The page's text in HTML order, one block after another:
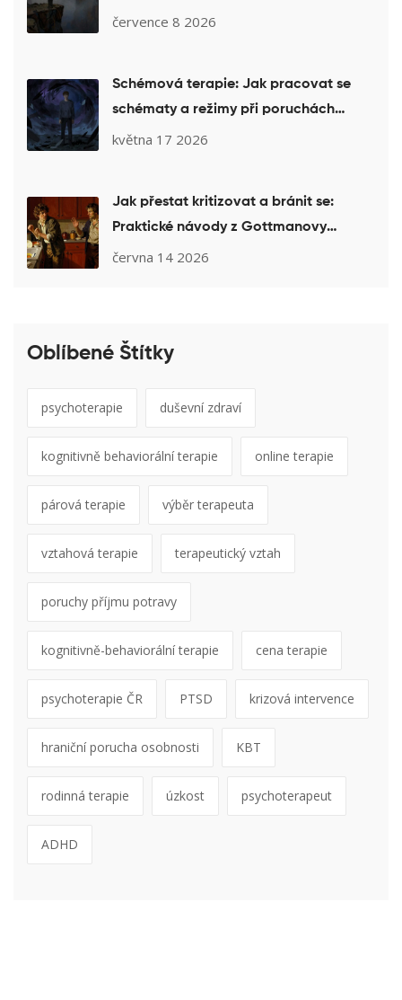
komunikací
července 8 2026
Schémová terapie: Jak pracovat se
schématy a režimy při poruchách
osobnosti
května 17 2026
Jak přestat kritizovat a bránit se:
Praktické návody z Gottmanovy
metody pro váš vztah
června 14 2026
Oblíbené Štítky
psychoterapie duševní zdraví
kognitivně behaviorální terapie online terapie
párová terapie výběr terapeuta
vztahová terapie terapeutický vztah
poruchy příjmu potravy
kognitivně-behaviorální terapie cena terapie
psychoterapie ČR PTSD krizová intervence
hraniční porucha osobnosti KBT
rodinná terapie úzkost psychoterapeut
ADHD